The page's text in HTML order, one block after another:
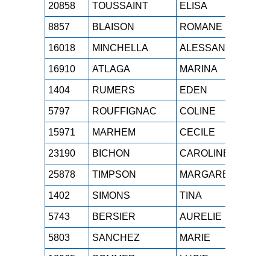
20858 TOUSSAINT ELISA
8857 BLAISON ROMANE
16018 MINCHELLA ALESSANDRA
16910 ATLAGA MARINA
1404 RUMERS EDEN
5797 ROUFFIGNAC COLINE
15971 MARHEM CECILE
23190 BICHON CAROLINE
25878 TIMPSON MARGARET
1402 SIMONS TINA
5743 BERSIER AURELIE
5803 SANCHEZ MARIE